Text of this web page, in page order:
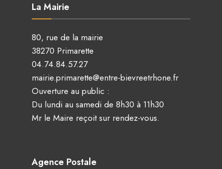
La Mairie
80, rue de la mairie
38270 Primarette
04.74.84.57.27
mairie.primarette@entre-bievreetrhone.fr
Ouverture au public :
Du lundi au samedi de 8h30 à 11h30
Mr le Maire reçoit sur rendez-vous.
Agence Postale